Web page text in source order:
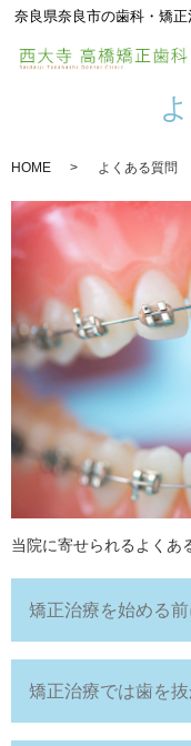
奈良県奈良市の歯科・矯
HOME よくある質問
当院に寄せられるよくあ
矯正治療を始める
矯正治療では歯を